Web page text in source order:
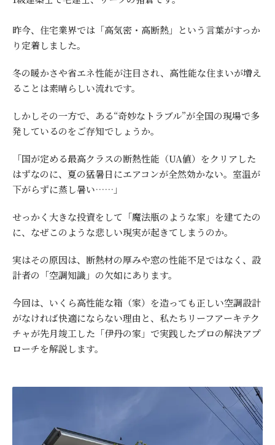
昨今、住宅業界では「高気密・高断熱」という言葉がすっか
り定着しました。
冬の暖かさや省エネ性能が注目され、高性能な住まいが増え
ることは素晴らしい流れです。
しかしその一方で、ある“奇妙なトラブル”が全国の現場で多
発しているのをご存知でしょうか。
「国が定める最高クラスの断熱性能（UA値）をクリアした
はずなのに、夏の猛暑日にエアコンが全然効かない。室温が
下がらずに蒸し暑い……」
せっかく大きな投資をして「魔法瓶のような家」を建てたの
に、なぜこのような悲しい現実が起きてしまうのか。
実はその原因は、断熱材の厚みや窓の性能不足ではなく、設
計者の「空調知識」の欠如にあります。
今回は、いくら高性能な箱（家）を造っても正しい空調設計
がなければ快適にならない理由と、私たちリーフアーキテク
チャが先月竣工した「伊丹の家」で実践したプロの解決アプ
ローチを解説します。